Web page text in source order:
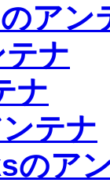
アン
ナ
ナ
テナ
のア